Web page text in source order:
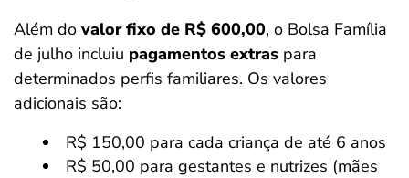
Além do valor fixo de R$ 600,00, o Bolsa Família
de julho incluiu pagamentos extras para
determinados perfis familiares. Os valores
adicionais são:
R$ 150,00 para cada criança de até 6 anos
R$ 50,00 para gestantes e nutrizes (mães